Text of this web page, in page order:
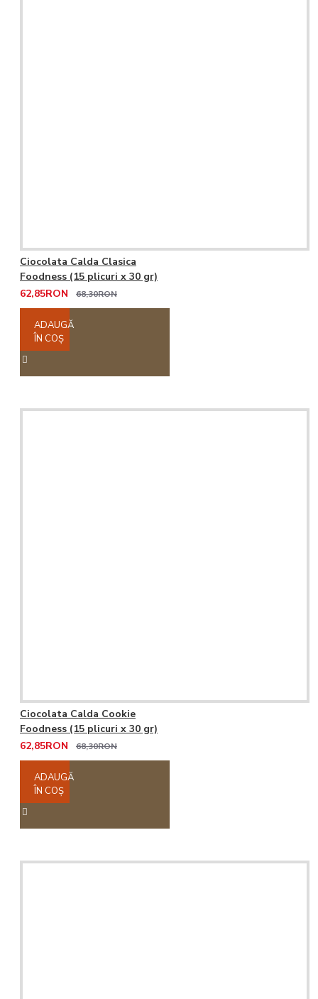
Ciocolata Calda Clasica
Foodness (15 plicuri x 30 gr)
62,85RON
68,30RON
ADAUGĂ
ÎN COŞ
Ciocolata Calda Cookie
Foodness (15 plicuri x 30 gr)
62,85RON
68,30RON
ADAUGĂ
ÎN COŞ